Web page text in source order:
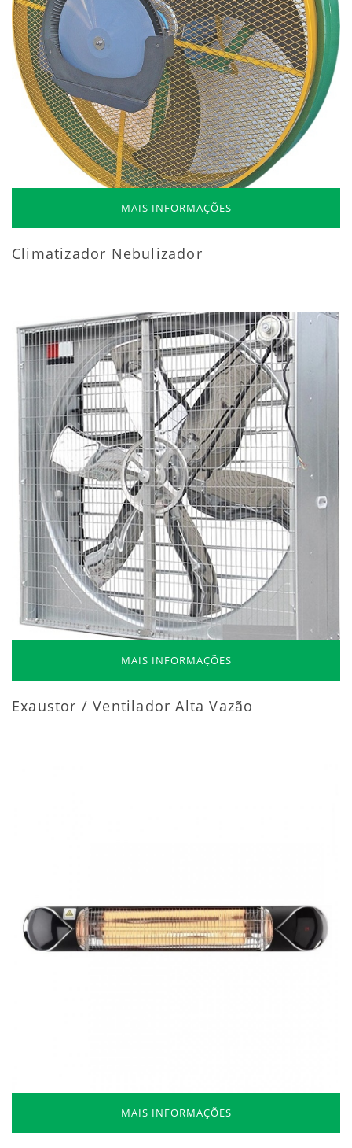
MAIS INFORMAÇÕES
Climatizador Nebulizador
MAIS INFORMAÇÕES
Exaustor / Ventilador Alta Vazão
MAIS INFORMAÇÕES